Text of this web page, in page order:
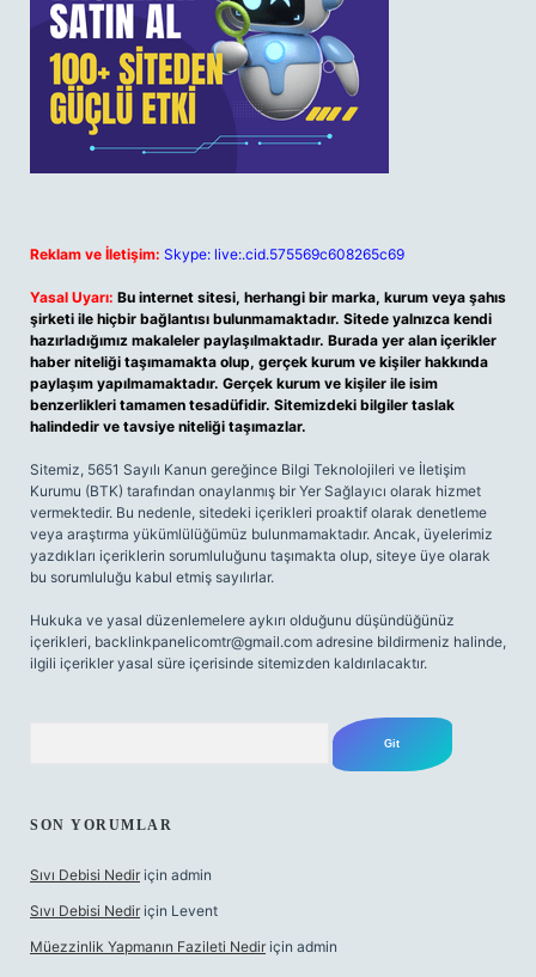
Reklam ve İletişim: Skype: live:.cid.575569c608265c69
Yasal Uyarı: Bu internet sitesi, herhangi bir marka, kurum veya şahıs
şirketi ile hiçbir bağlantısı bulunmamaktadır. Sitede yalnızca kendi
hazırladığımız makaleler paylaşılmaktadır. Burada yer alan içerikler
haber niteliği taşımamakta olup, gerçek kurum ve kişiler hakkında
paylaşım yapılmamaktadır. Gerçek kurum ve kişiler ile isim
benzerlikleri tamamen tesadüfidir. Sitemizdeki bilgiler taslak
halindedir ve tavsiye niteliği taşımazlar.
Sitemiz, 5651 Sayılı Kanun gereğince Bilgi Teknolojileri ve İletişim
Kurumu (BTK) tarafından onaylanmış bir Yer Sağlayıcı olarak hizmet
vermektedir. Bu nedenle, sitedeki içerikleri proaktif olarak denetleme
veya araştırma yükümlülüğümüz bulunmamaktadır. Ancak, üyelerimiz
yazdıkları içeriklerin sorumluluğunu taşımakta olup, siteye üye olarak
bu sorumluluğu kabul etmiş sayılırlar.
Hukuka ve yasal düzenlemelere aykırı olduğunu düşündüğünüz
içerikleri, backlinkpanelicomtr@gmail.com adresine bildirmeniz halinde,
ilgili içerikler yasal süre içerisinde sitemizden kaldırılacaktır.
SON YORUMLAR
Sıvı Debisi Nedir için admin
Sıvı Debisi Nedir için Levent
Müezzinlik Yapmanın Fazileti Nedir için admin